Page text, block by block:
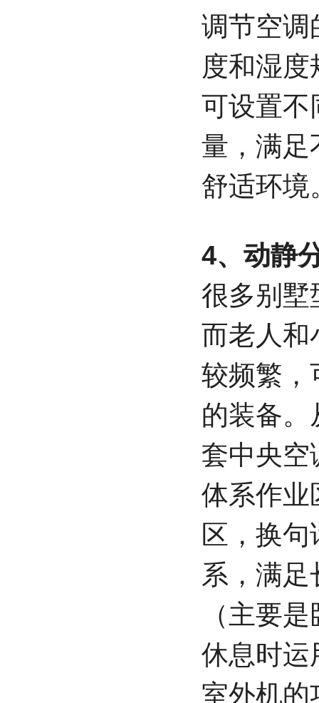
调节空调
度和湿
可设置不
量，满足
舒适环境
4、动静
很多别墅
而老人和
较频繁，
的装备。
套中央空
体系作业
区，换
系，满
（主要
休息时运
室外机的